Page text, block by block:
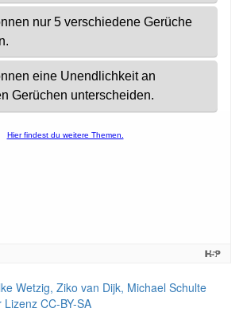
Wetzig, Ziko van Dijk, Michael Schulte
CC-BY-SA